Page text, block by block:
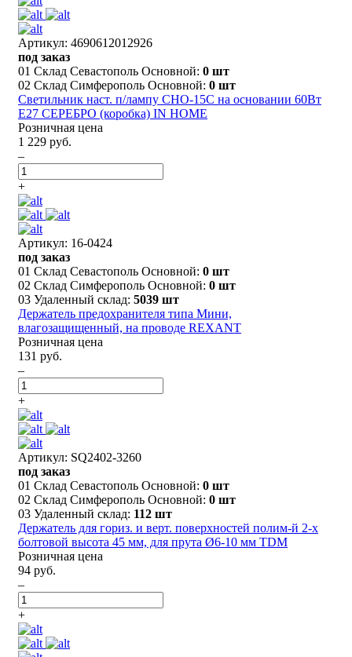
Артикул: 4690612012926
под заказ
01 Склад Севастополь Основной: 0 шт
02 Склад Симферополь Основной: 0 шт
Светильник наст. п/лампу СНО-15С на основании 60Вт
E27 СЕРЕБРО (коробка) IN HOME
Розничная цена
1 229 руб.
–
+
Артикул: 16-0424
под заказ
01 Склад Севастополь Основной: 0 шт
02 Склад Симферополь Основной: 0 шт
03 Удаленный склад: 5039 шт
Держатель предохранителя типа Мини,
влагозащищенный, на проводе REXANT
Розничная цена
131 руб.
–
+
Артикул: SQ2402-3260
под заказ
01 Склад Севастополь Основной: 0 шт
02 Склад Симферополь Основной: 0 шт
03 Удаленный склад: 112 шт
Держатель для гориз. и верт. поверхностей полим-й 2-х
болтовой высота 45 мм, для прута Ø6-10 мм TDM
Розничная цена
94 руб.
–
+